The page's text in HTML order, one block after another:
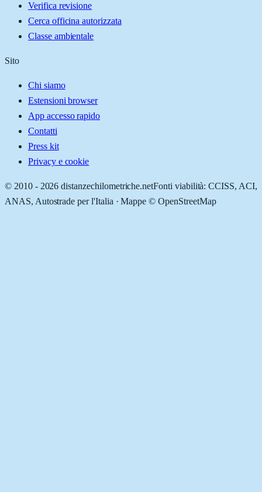
Verifica revisione
Cerca officina autorizzata
Classe ambientale
Sito
Chi siamo
Estensioni browser
App accesso rapido
Contatti
Press kit
Privacy e cookie
© 2010 - 2026 distanzechilometriche.netFonti viabilità: CCISS, ACI,
ANAS, Autostrade per l'Italia · Mappe © OpenStreetMap